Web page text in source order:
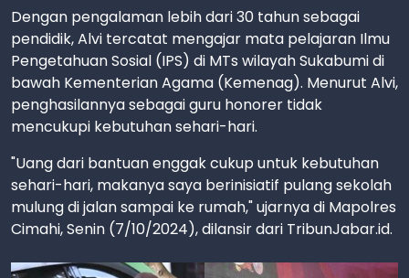
Dengan pengalaman lebih dari 30 tahun sebagai
pendidik, Alvi tercatat mengajar mata pelajaran Ilmu
Pengetahuan Sosial (IPS) di MTs wilayah Sukabumi di
bawah Kementerian Agama (Kemenag). Menurut Alvi,
penghasilannya sebagai guru honorer tidak
mencukupi kebutuhan sehari-hari.
"Uang dari bantuan enggak cukup untuk kebutuhan
sehari-hari, makanya saya berinisiatif pulang sekolah
mulung di jalan sampai ke rumah," ujarnya di Mapolres
Cimahi, Senin (7/10/2024), dilansir dari TribunJabar.id.